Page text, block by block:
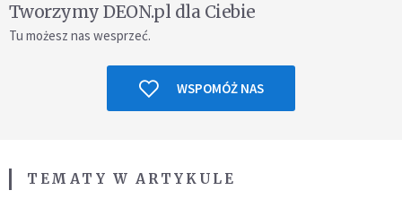
Tworzymy DEON.pl dla Ciebie
Tu możesz nas wesprzeć.
WSPOMÓŻ NAS
TEMATY W ARTYKULE